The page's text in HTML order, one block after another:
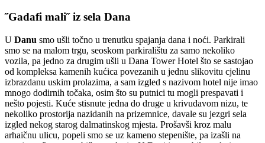
˝Gadafi mali˝ iz sela Dana
U Danu smo ušli točno u trenutku spajanja dana i noći. Parkirali
smo se na malom trgu, seoskom parkiralištu za samo nekoliko
vozila, pa jedno za drugim ušli u Dana Tower Hotel što se sastojao
od kompleksa kamenih kućica povezanih u jednu slikovitu cjelinu
izbrazdanu uskim prolazima, a sam izgled s nazivom hotel nije imao
mnogo dodirnih točaka, osim što su putnici tu mogli prespavati i
nešto pojesti. Kuće stisnute jedna do druge u krivudavom nizu, te
nekoliko prostorija nazidanih na prizemnice, davale su jezgri sela
izgled nekog starog dalmatinskog mjesta. Prošavši kroz malu
arhaičnu ulicu, popeli smo se uz kameno stepenište, pa izašli na